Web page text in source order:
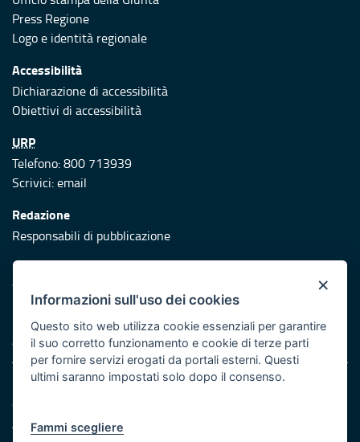
Press Regione
Logo e identità regionale
Accessibilità
Dichiarazione di accessibilità
Obiettivi di accessibilità
URP
Telefono: 800 713939
Scrivici:email
Redazione
Responsabili di pubblicazione
Protezione civile
Vai al sito di Protezione Civile Puglia
Iniziativa finanziata con risorse del POR Puglia 2014/2020 -
Asse XI
Note legali
Cookie e privacy
Atti di notifica
×
Informazioni sull'uso dei cookies
Questo sito web utilizza cookie essenziali per garantire
il suo corretto funzionamento e cookie di terze parti
per fornire servizi erogati da portali esterni. Questi
ultimi saranno impostati solo dopo il consenso.
Fammi scegliere